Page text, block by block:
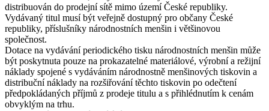
distribuován do prodejní sítě mimo území České republiky.
Vydávaný titul musí být veřejně dostupný pro občany České
republiky, příslušníky národnostních menšin i většinovou
společnost.
Dotace na vydávání periodického tisku národnostních menšin může
být poskytnuta pouze na prokazatelné materiálové, výrobní a režijní
náklady spojené s vydáváním národnostně menšinových tiskovin a
distribuční náklady na rozšiřování těchto tiskovin po odečtení
předpokládaných příjmů z prodeje titulu a s přihlédnutím k cenám
obvyklým na trhu.